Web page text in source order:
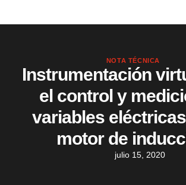
NOTA TÉCNICA
Instrumentación
el control y
variables
motor de
julio 15, 2020